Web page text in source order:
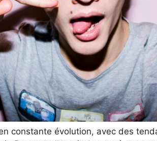
constante évolution, avec des